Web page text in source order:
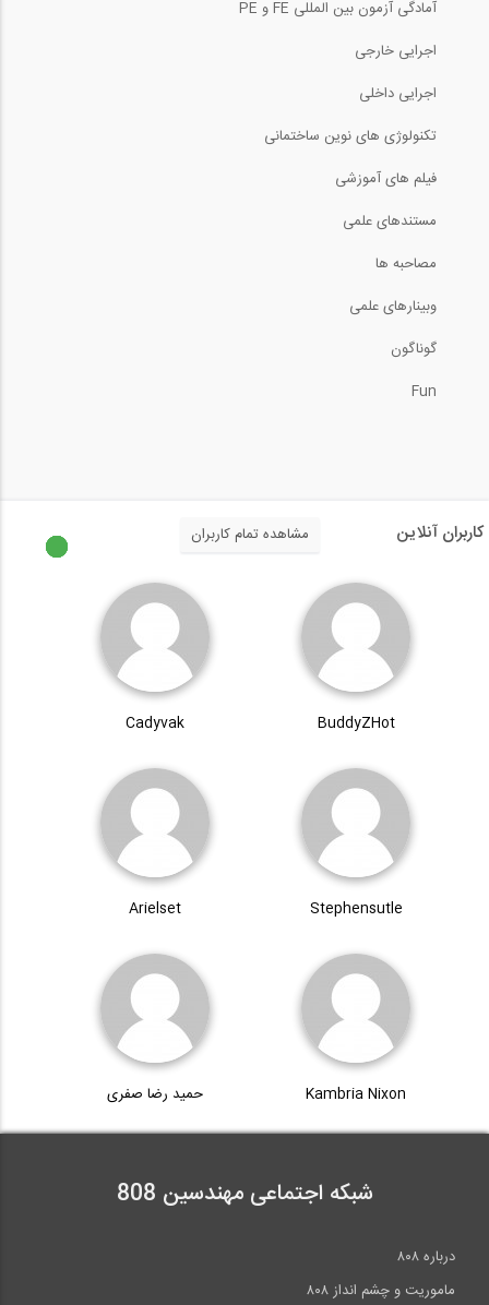
آمادگی آزمون بین المللی FE و PE
اجرایی خارجی
اجرایی داخلی
تکنولوژی های نوین ساختمانی
فیلم های آموزشی
مستندهای علمی
مصاحبه ها
وبینارهای علمی
گوناگون
Fun
کاربران آنلاین مشاهده تمام کاربران
BuddyZHot
Cadyvak
Stephensutle
Arielset
Kambria Nixon حمید رضا صفری
شبکه اجتماعی مهندسین 808
درباره ۸۰۸
ماموریت و چشم انداز ۸۰۸